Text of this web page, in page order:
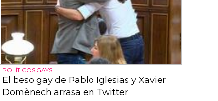
POLÍTICOS GAYS
El beso gay de Pablo Iglesias y Xavier
Domènech arrasa en Twitter